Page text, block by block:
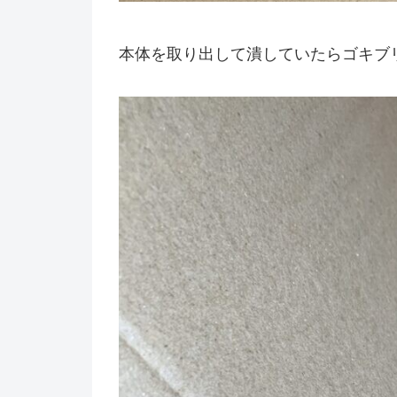
本体を取り出して潰していたらゴキブ